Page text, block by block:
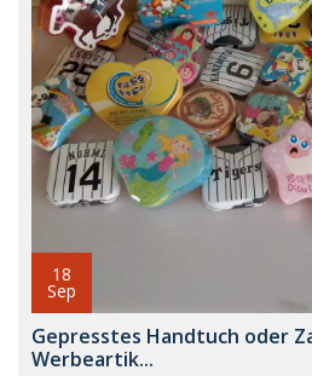
18
Sep
Gepresstes Handtuch oder
Werbeartik...